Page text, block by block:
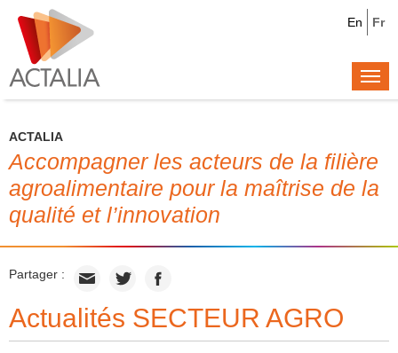
Fr
En
ACTALIA
Accompagner les acteurs de la filière
agroalimentaire pour la maîtrise de la
qualité et l’innovation
Partager :
Actualités SECTEUR AGRO